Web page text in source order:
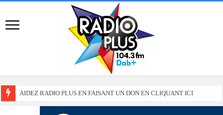
AIDEZ RADIO PLUS EN FAISANT UN DON EN CLIQUANT ICI